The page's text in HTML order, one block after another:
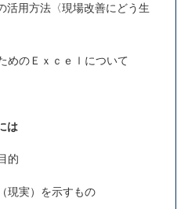
用方法〈現場改善にどう生
のＥｘｃｅｌについて
は
的
）を示すもの